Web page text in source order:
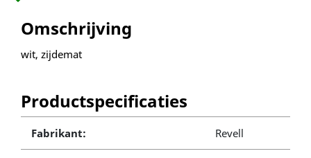
Omschrijving
wit, zijdemat
Productspecificaties
Fabrikant: Revell